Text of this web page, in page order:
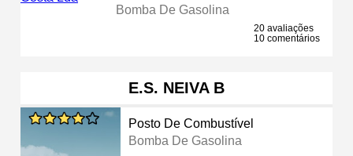
Bomba De Gasolina
20 avaliações
10 comentários
E.S. NEIVA B
Posto De Combustível
Bomba De Gasolina